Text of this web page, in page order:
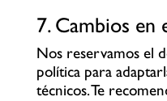
7. Cambios en
Nos reservamos el
política para
técnicos. Te